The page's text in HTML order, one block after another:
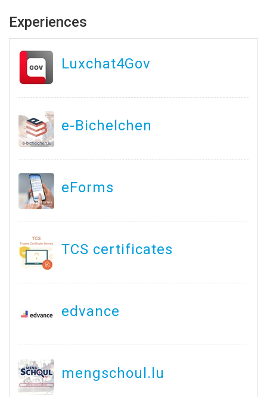
Experiences
Luxchat4Gov
e-Bichelchen
eForms
TCS certificates
edvance
mengschoul.lu